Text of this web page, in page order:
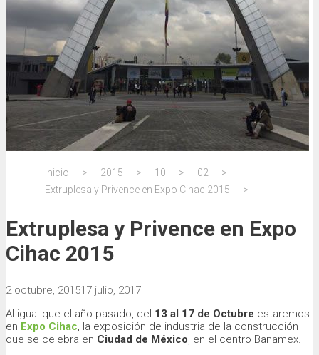
Inicio > 2015 > 10 > 02
>
Extruplesa y Privence en Expo Cihac 2015
>
Extruplesa y Privence en Expo
Cihac 2015
2 octubre, 201517 julio, 2017
Al igual que el año pasado, del 13 al 17 de Octubre estaremos
en Expo Cihac, la exposición de industria de la construcción
que se celebra en Ciudad de México, en el centro Banamex.